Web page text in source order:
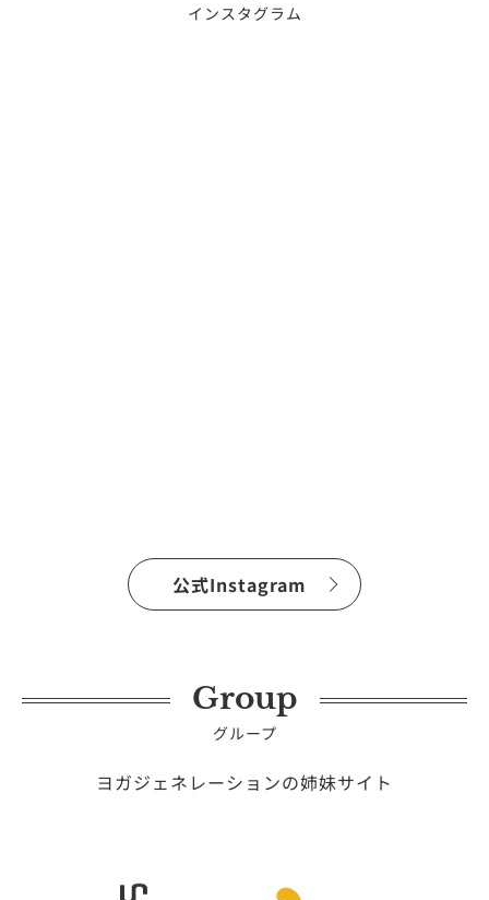
インスタグラム
公式Instagram
Group
グループ
ヨガジェネレーションの姉妹サイト